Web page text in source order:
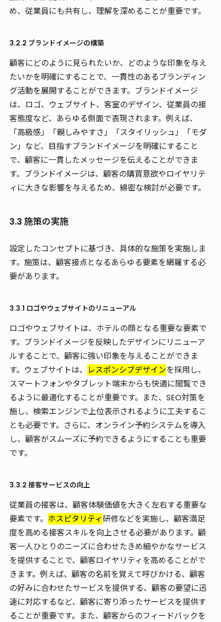
め、従業員にも共有し、理解を深めることが重要です。
3.2.2 ブランドイメージの構築
顧客にどのように見られたいか、どのような印象を与え
たいかを明確にすることで、一貫性のあるブランディン
グ活動を展開することができます。ブランドイメージ
は、ロゴ、ウェブサイト、客室のデザイン、従業員の接
客態度など、あらゆる側面で表現されます。例えば、
「高級感」「親しみやすさ」「スタイリッシュ」「モダ
ン」など、目指すブランドイメージを明確にすること
で、顧客に一貫したメッセージを伝えることができま
す。ブランドイメージは、顧客の購買意欲やロイヤリテ
ィに大きな影響を与えるため、綿密な検討が必要です。
3.3 施策の実施
設定したコンセプトに基づき、具体的な施策を実施しま
す。施策は、顧客接点となるあらゆる要素を網羅する必
要があります。
3.3.1 ロゴやウェブサイトのリニューアル
ロゴやウェブサイトは、ホテルの顔となる重要な要素で
す。ブランドイメージを反映したデザインにリニューア
ルすることで、顧客に強い印象を与えることができま
す。ウェブサイトは、 レスポンシブデザインを採用し、
スマートフォンやタブレット端末からも快適に閲覧でき
るように最適化することが重要です。また、SEO対策を
施し、検索エンジンで上位表示されるように工夫するこ
とも必要です。さらに、オンライン予約システムを導入
し、顧客がスムーズに予約できるようにすることも重要
です。
3.3.2 接客サービスの向上
従業員の接客は、顧客体験価値を大きく左右する重要な
要素です。 ホスピタリティ研修などを実施し、顧客満足
度を高める接客スキルを向上させる必要があります。顧
客一人ひとりのニーズに合わせたきめ細やかなサービス
を提供することで、顧客ロイヤリティを高めることがで
きます。例えば、顧客の名前を覚えて呼びかける、顧客
の好みに合わせたサービスを提供する、顧客の要望に迅
速に対応するなど、顧客に寄り添ったサービスを提供す
ることが重要です。また、顧客からのフィードバックを